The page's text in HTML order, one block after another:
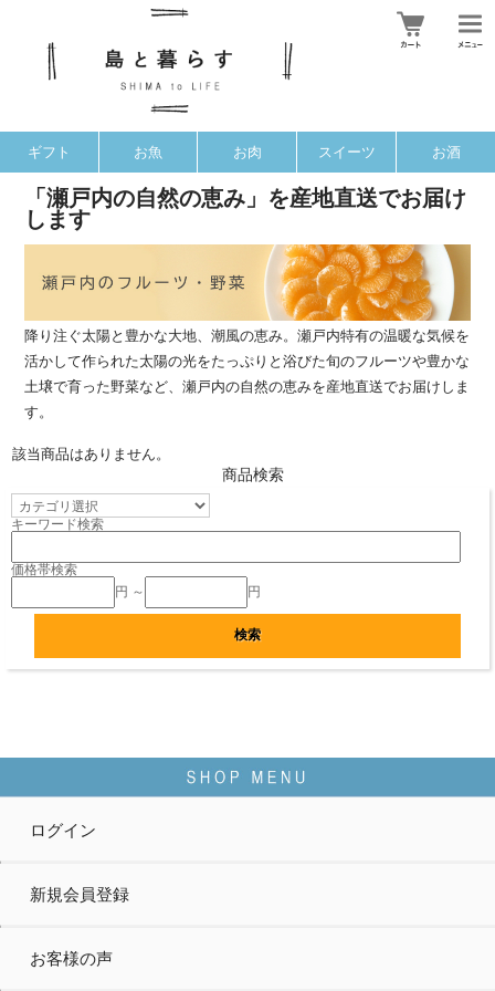
ギフト お魚 お肉 スイーツ お酒
「瀬戸内の自然の恵み」を産地直送でお届け
します
降り注ぐ太陽と豊かな大地、潮風の恵み。瀬戸内特有の温暖な気候を
活かして作られた太陽の光をたっぷりと浴びた旬のフルーツや豊かな
土壌で育った野菜など、瀬戸内の自然の恵みを産地直送でお届けしま
す。
該当商品はありません。
商品検索
キーワード検索
価格帯検索
円 ～
円
ログイン
新規会員登録
お客様の声